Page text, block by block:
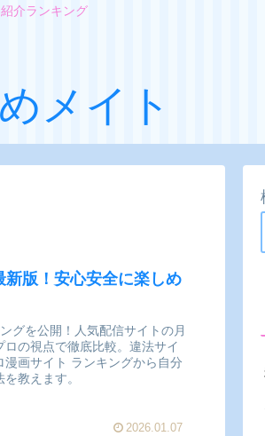
介ランキング
メイト
版！安心安全に楽しめ
グを公開！人気配信サイトの月
の視点で徹底比較。違法サイ
漫画サイト ランキングから自分
教えます。
2026.01.07